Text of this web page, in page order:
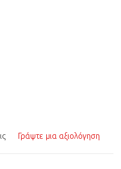
Γράψτε μια αξιολόγηση